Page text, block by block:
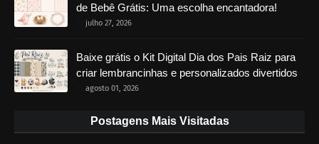
de Bebê Grátis: Uma escolha encantadora!
julho 27, 2026
Baixe grátis o Kit Digital Dia dos Pais Raiz para
criar lembrancinhas e personalizados divertidos
agosto 01, 2026
Postagens Mais Visitadas